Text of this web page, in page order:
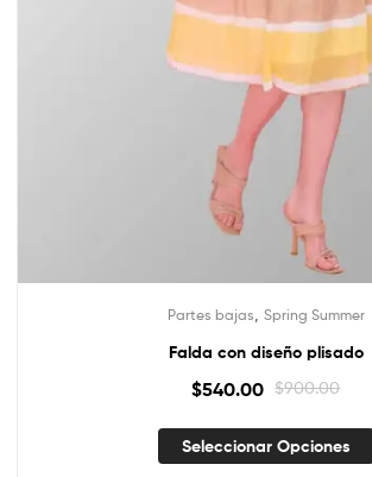
Partes bajas Spring Summer
Falda con diseño plisado
$900.00
$540.00
Seleccionar Opciones